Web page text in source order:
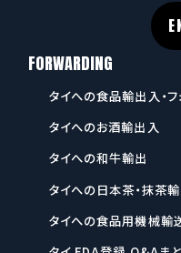
FORWARDING
タイへの食品輸出入・
タイへのお酒輸出入
タイへの和牛輸出
タイへの日本茶・抹茶
タイへの食品用機械輸